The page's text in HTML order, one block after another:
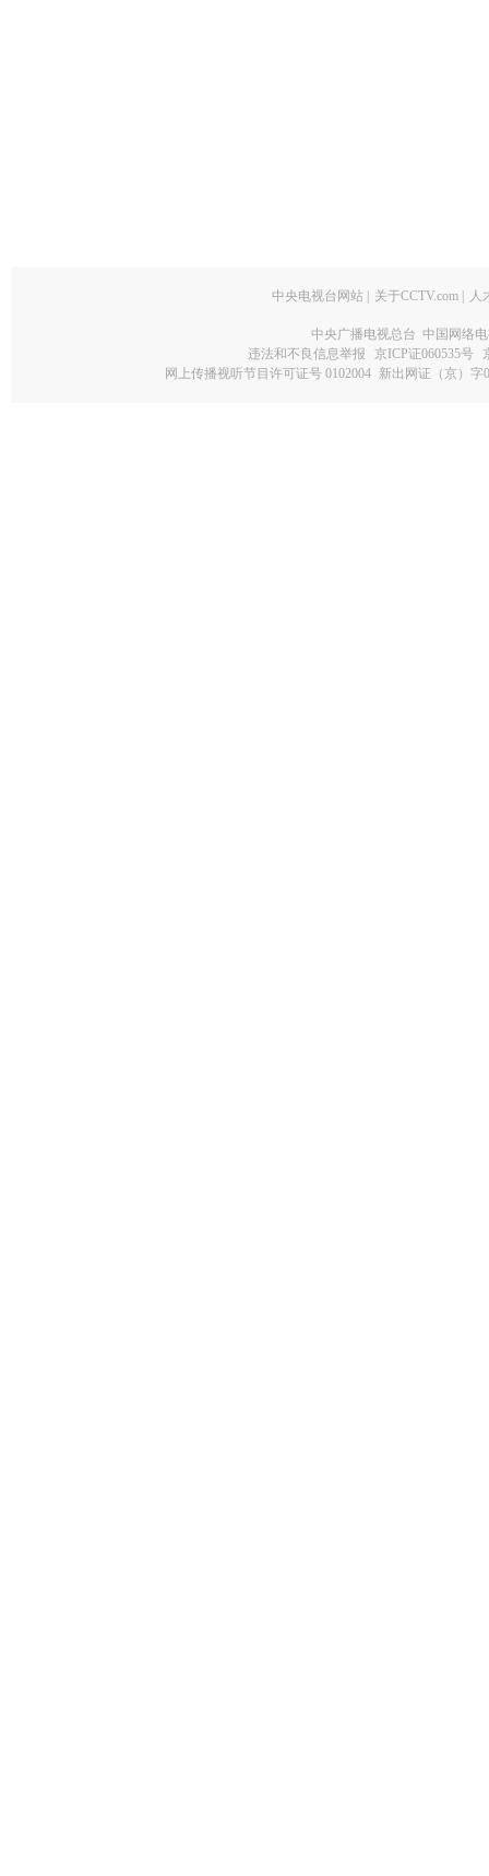
中央电视台网站 关于CCTV.com 人
中央广播电视总台 中国网络
违法和不良信息举报
京ICP证060535号
网上传播视听节目许可证号 0102004 新出网证（京）